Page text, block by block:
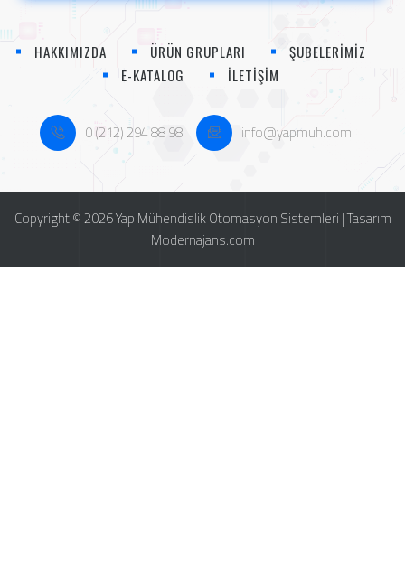
HAKKIMIZDA ÜRÜN GRUPLARI
ŞUBELERİMİZ
E-KATALOG
İLETİŞİM
0 (212) 294 88 98 info@yapmuh.com
Copyright © 2026 Yap Mühendislik Otomasyon Sistemleri | Tasarım
Modernajans.com